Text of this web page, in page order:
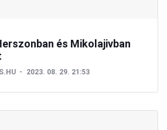
és Mikolajivban
2023. 08. 29. 21:53